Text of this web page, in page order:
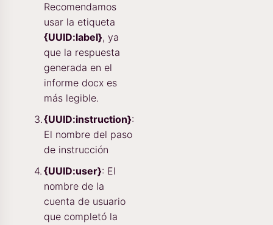
Recomendamos
usar la etiqueta
{UUID:label}, ya
que la respuesta
generada en el
informe docx es
más legible.
{UUID:instruction}:
El nombre del paso
de instrucción
{UUID:user}: El
nombre de la
cuenta de usuario
que completó la